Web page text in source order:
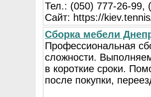
Тел.: (050) 777-26-99,
Сайт: https://
Сборка мебели
Профессиональная
сложности.
в короткие сроки.
после покупки,